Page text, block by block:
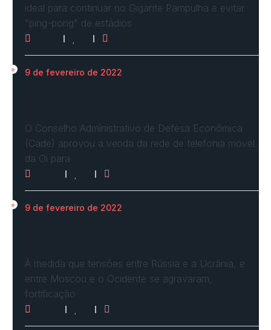
ideal para continuar no Gigante Pampulha e evitar
"ping-pong" de estádios
9 de fevereiro de 2022
O Conselho Administrativo de Defesa Econômica
(Cade) aprovou a venda da rede de telefonia móvel
da Oi para
9 de fevereiro de 2022
À medida que tensões entre Rússia e a Ucrânia, e
entre Moscou e o Ocidente se agravaram,
fortificação